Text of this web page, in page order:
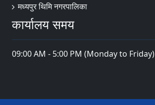
मध्यपुर थिमि नगरपालिका
कार्यालय समय
09:00 AM - 5:00 PM (Monday to Friday)